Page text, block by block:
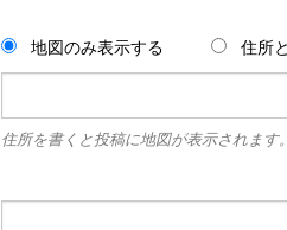
地図のみ表示する 住所
住所を書くと投稿に地図が表示されま